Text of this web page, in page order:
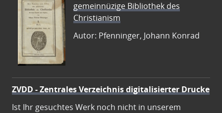
gemeinnüzige Bibliothek des
Christianism
Autor: Pfenninger, Johann Konrad
ZVDD - Zentrales Verzeichnis digitalisierter Drucke
Ist Ihr gesuchtes Werk noch nicht in unserem